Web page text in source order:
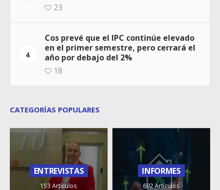
23
4
Cos prevé que el IPC continúe elevado
en el primer semestre, pero cerrará el
año por debajo del 2%
18
CATEGORÍAS POPULARES
ENTREVISTAS
153 Artículos
INFORMES
692 Artículos